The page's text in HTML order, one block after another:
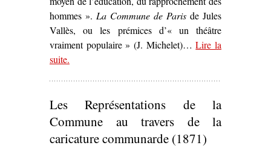
hommes ». La Commune de Paris de Jules
Vallès, ou les prémices d’« un théâtre
vraiment populaire » (J. Michelet)…Lire la
suite– ‘
.
Les Représentations de la
Commune au travers de la
caricature communarde (1871)